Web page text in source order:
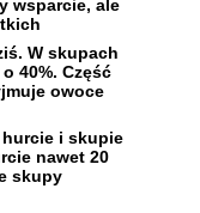
wsparcie, ale
W skupach
40%. Część
owoce
i skupie
nawet 20
skupy